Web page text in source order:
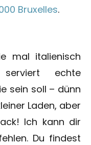
Bruxelles.
mal italienisch
echte
sein soll – dünn
Laden, aber
Ich kann dir
Du findest